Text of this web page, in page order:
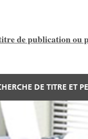
de publication ou
DE TITRE ET